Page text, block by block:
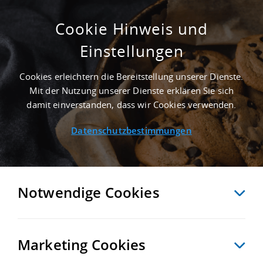
GEPFLEGT - 2.500 M² PRODUKTIONSHALLE
IN KERPEN AN DER AUTOBAHN A 61 -
LANDKREIS RHEIN-ERFT-KREIS
Startseite/ Immobiliensuche/ Detailansicht
ZURÜCK MERKEN VERGLEICHEN EXPORT PDF
Cookie Hinweis und
Einstellungen
Cookies erleichtern die Bereitstellung unserer Dienste.
Mit der Nutzung unserer Dienste erklären Sie sich
damit einverstanden, dass wir Cookies verwenden.
Datenschutzbestimmungen
Notwendige Cookies
Marketing Cookies